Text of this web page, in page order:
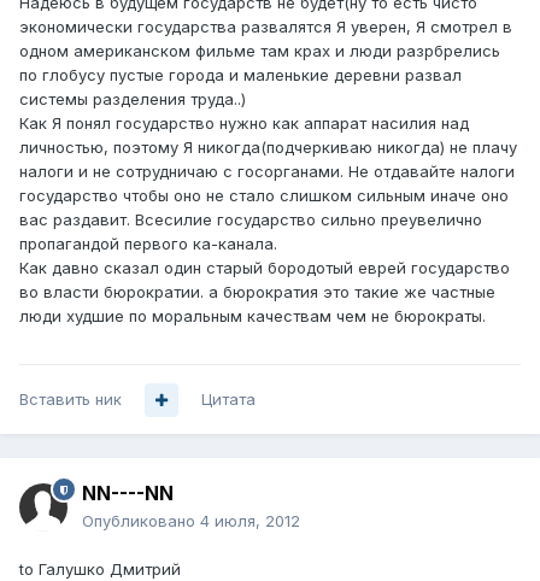
экономически государства развалятся Я уверен, Я смотрел в
одном американском фильме там крах и люди разрбрелись
по глобусу пустые города и маленькие деревни развал
системы разделения труда..)
Как Я понял государство нужно как аппарат насилия над
личностью, поэтому Я никогда(подчеркиваю никогда) не плачу
налоги и не сотрудничаю с госорганами. Не отдавайте налоги
государство чтобы оно не стало слишком сильным иначе оно
вас раздавит. Всесилие государство сильно преувелично
пропагандой первого ка-канала.
Как давно сказал один старый бородотый еврей государство
во власти бюрократии. а бюрократия это такие же частные
люди худшие по моральным качествам чем не бюрократы.
Вставить ник Цитата
NN----NN
Опубликовано 4 июля, 2012
to Галушко Дмитрий